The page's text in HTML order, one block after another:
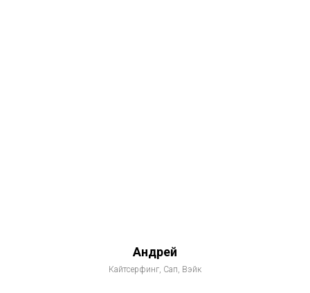
Андрей
Кайтсерфинг, Сап, Вэйк